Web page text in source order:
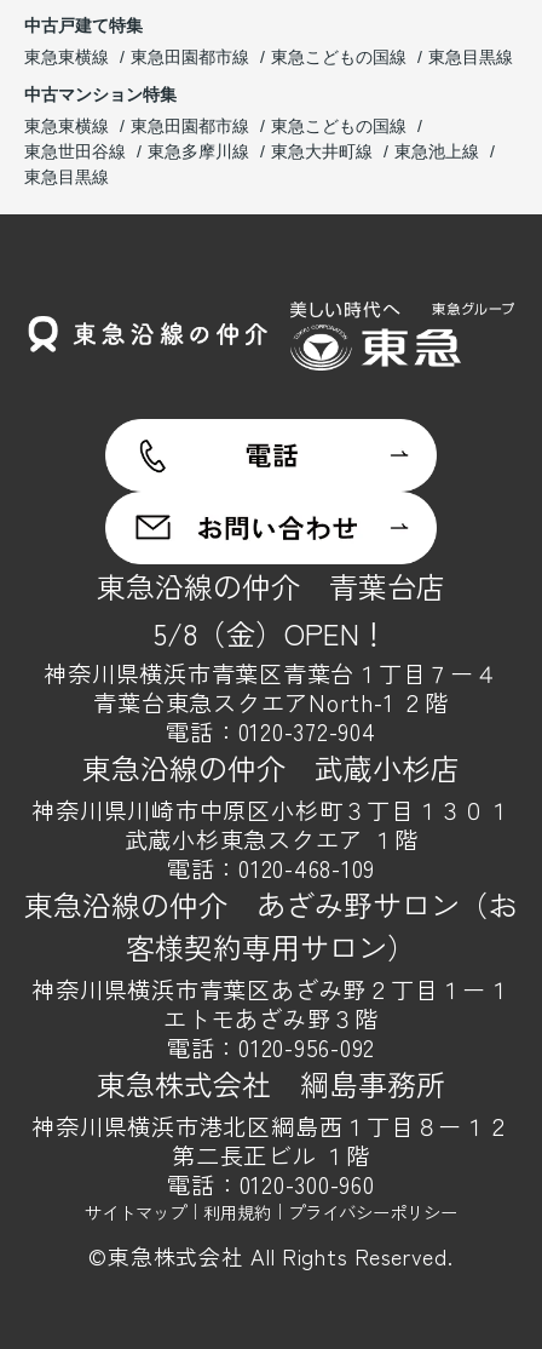
中古戸建て特集
東急東横線
東急田園都市線 東急こどもの国線
東急目黒線
中古マンション特集
東急東横線
東急田園都市線
東急こどもの国線
東急世田谷線
東急多摩川線 東急大井町線
東急池上線
東急目黒線
東急沿線の仲介 青葉台店
5/8（金）OPEN！
神奈川県横浜市青葉区青葉台１丁目７ー４
青葉台東急スクエアNorth-1 ２階
電話： 0120-372-904
東急沿線の仲介 武蔵小杉店
神奈川県川崎市中原区小杉町３丁目１３０１
武蔵小杉東急スクエア １階
電話：0120-468-109
東急沿線の仲介 あざみ野サロン（お
客様契約専用サロン）
神奈川県横浜市青葉区あざみ野２丁目１ー１
エトモあざみ野３階
電話：0120-956-092
東急株式会社 綱島事務所
神奈川県横浜市港北区綱島西１丁目８ー１２
第二長正ビル １階
電話： 0120-300-960
サイトマップ｜ 利用規約 ｜ プライバシーポリシー
©東急株式会社 All Rights Reserved.